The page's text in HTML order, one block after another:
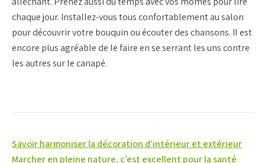
chaque jour. Installez-vous tous confortablement au salon
pour découvrir votre bouquin ou écouter des chansons. Il est
encore plus agréable de le faire en se serrant les uns contre
les autres sur le canapé.
Navigation
Savoir harmoniser la décoration d’intérieur et extérieur
Marcher en pleine nature, c’est excellent pour la santé